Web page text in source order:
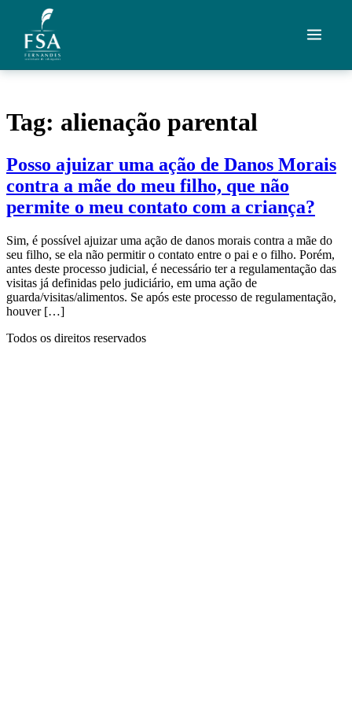
Ir para o conteúdo
Áreas de Atuação
Artigos
Credenciais
Contato
Fale com um advogado
Tag: alienação parental
Posso ajuizar uma ação de Danos Morais
contra a mãe do meu filho, que não
permite o meu contato com a criança?
Sim, é possível ajuizar uma ação de danos morais contra a mãe do
seu filho, se ela não permitir o contato entre o pai e o filho. Porém,
antes deste processo judicial, é necessário ter a regulamentação das
visitas já definidas pelo judiciário, em uma ação de
guarda/visitas/alimentos. Se após este processo de regulamentação,
houver […]
Todos os direitos reservados